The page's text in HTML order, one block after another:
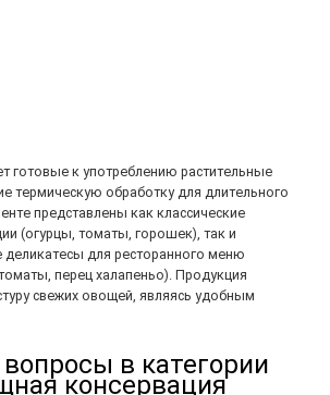
готовые к употреблению растительные
термическую обработку для длительного
представлены как классические
(огурцы, томаты, горошек), так и
деликатесы для ресторанного меню
перец халапеньо). Продукция
свежих овощей, являясь удобным
пиццы и гарниров круглый год.
в категорию
в категории
консервация